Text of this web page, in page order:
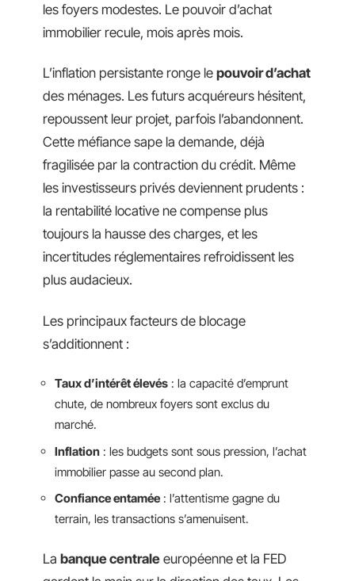
les foyers modestes. Le pouvoir d’achat
immobilier recule, mois après mois.
L’inflation persistante ronge le pouvoir d’achat
des ménages. Les futurs acquéreurs hésitent,
repoussent leur projet, parfois l’abandonnent.
Cette méfiance sape la demande, déjà
fragilisée par la contraction du crédit. Même
les investisseurs privés deviennent prudents :
la rentabilité locative ne compense plus
toujours la hausse des charges, et les
incertitudes réglementaires refroidissent les
plus audacieux.
Les principaux facteurs de blocage
s’additionnent :
Taux d’intérêt élevés : la capacité d’emprunt
chute, de nombreux foyers sont exclus du
marché.
Inflation : les budgets sont sous pression, l’achat
immobilier passe au second plan.
Confiance entamée : l’attentisme gagne du
terrain, les transactions s’amenuisent.
La banque centrale européenne et la FED